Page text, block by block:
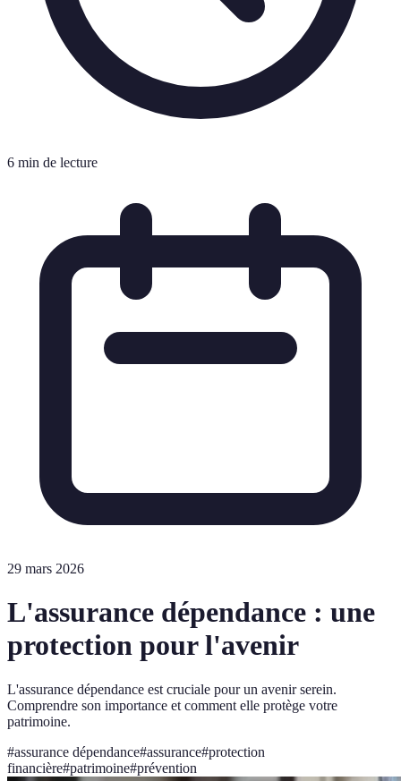
6 min de lecture
29 mars 2026
L'assurance dépendance : une
protection pour l'avenir
L'assurance dépendance est cruciale pour un avenir serein.
Comprendre son importance et comment elle protège votre
patrimoine.
#assurance dépendance#assurance#protection
financière#patrimoine#prévention